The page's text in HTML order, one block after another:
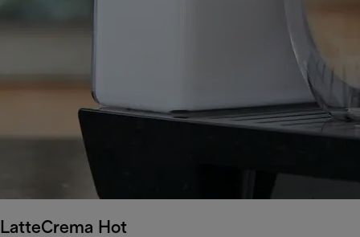
LatteCrema Hot